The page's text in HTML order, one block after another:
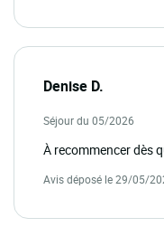
Denise D.
Séjour du 05/2026
À recommencer dès
Avis déposé le 29/05/